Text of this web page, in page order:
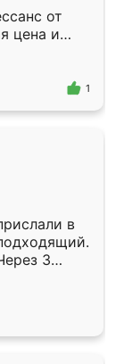
от
цена и
1
в
3